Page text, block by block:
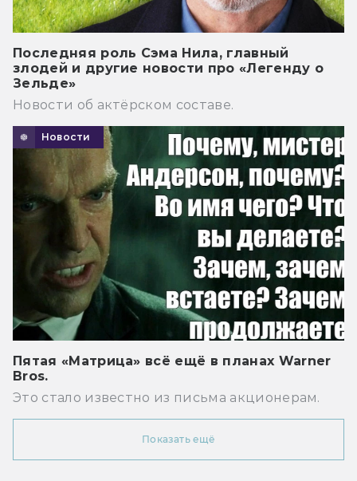
Последняя роль Сэма Нила, главный
злодей и другие новости про «Легенду о
Зельде»
Новости об актёрском составе.
Новости
Пятая «Матрица» всё ещё в планах Warner
Bros.
Это стало известно из письма акционерам.
Показать ещё